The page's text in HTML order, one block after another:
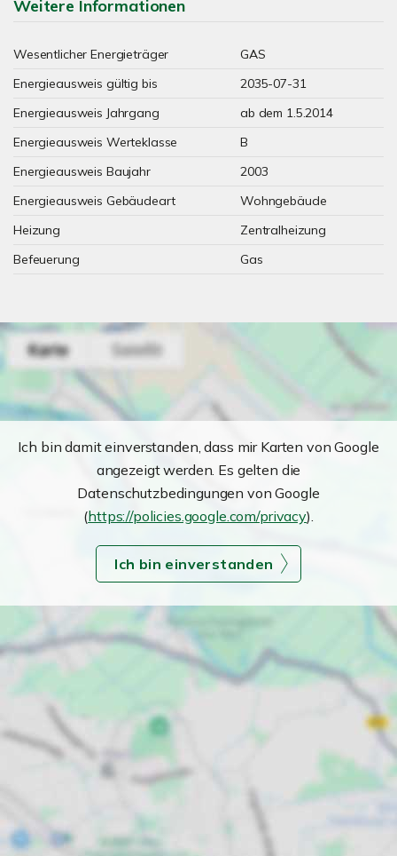
Weitere Informationen
Wesentlicher Energieträger
GAS
Energieausweis gültig bis
2035-07-31
Energieausweis Jahrgang
ab dem 1.5.2014
Energieausweis Werteklasse
B
Energieausweis Baujahr
2003
Energieausweis Gebäudeart
Wohngebäude
Heizung
Zentralheizung
Befeuerung
Gas
Ich bin damit einverstanden, dass mir Karten von Google
angezeigt werden. Es gelten die
Datenschutzbedingungen von Google
(https://policies.google.com/privacy).
Ich bin einverstanden